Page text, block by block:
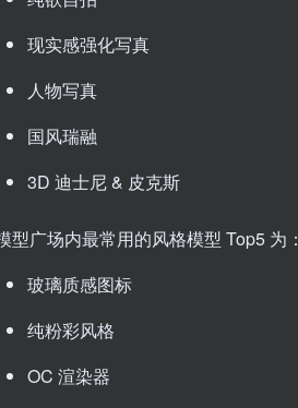
现实感强化写真
人物写真
国风瑞融
3D 迪士尼 & 皮克斯
型广场内最常用的风格模型 Top5 为：
玻璃质感图标
纯粉彩风格
OC 渲染器